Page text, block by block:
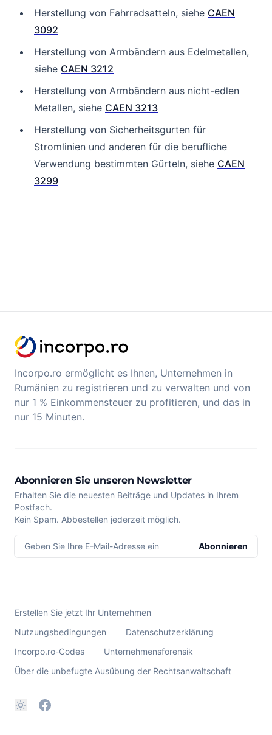
Herstellung von Fahrradsatteln, siehe CAEN
3092
Herstellung von Armbändern aus Edelmetallen,
siehe CAEN 3212
Herstellung von Armbändern aus nicht-edlen
Metallen, siehe CAEN 3213
Herstellung von Sicherheitsgurten für
Stromlinien und anderen für die berufliche
Verwendung bestimmten Gürteln, siehe CAEN
3299
Incorpo.ro ermöglicht es Ihnen, Unternehmen in
Rumänien zu registrieren und zu verwalten und von
nur 1 % Einkommensteuer zu profitieren, und das in
nur 15 Minuten.
Abonnieren Sie unseren Newsletter
Erhalten Sie die neuesten Beiträge und Updates in Ihrem
Postfach.
Kein Spam. Abbestellen jederzeit möglich.
Geben Sie Ihre E-Mail-Adresse ein Abonnieren
Erstellen Sie jetzt Ihr Unternehmen
Nutzungsbedingungen
Datenschutzerklärung
Incorpo.ro-Codes
Unternehmensforensik
Über die unbefugte Ausübung der Rechtsanwaltschaft